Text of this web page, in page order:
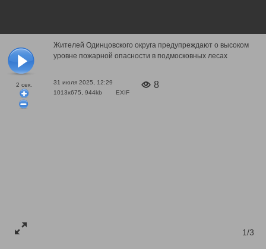
2 сек.
Жителей Одинцовского округа предупреждают о высоком
уровне пожарной опасности в подмосковных лесах
31 июля 2025, 12:29
1013x675, 944kb
EXIF
8
1/3